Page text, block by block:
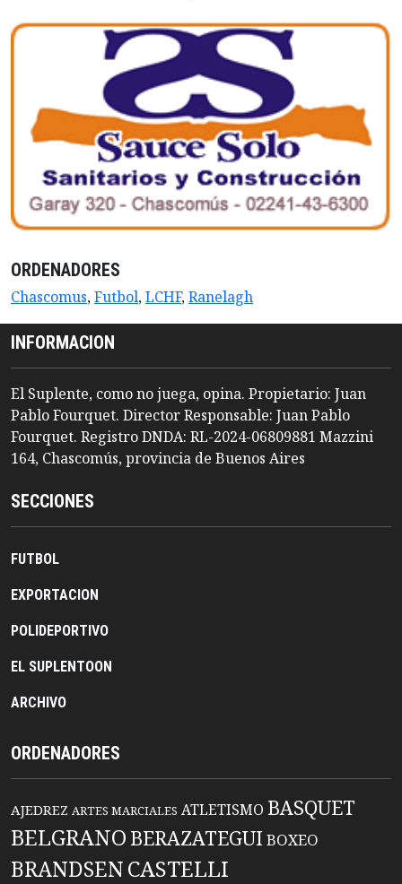
ORDENADORES
Chascomus,Futbol,LCHF,Ranelagh
INFORMACION
El Suplente, como no juega, opina. Propietario: Juan
Pablo Fourquet. Director Responsable: Juan Pablo
Fourquet. Registro DNDA: RL-2024-06809881 Mazzini
164, Chascomús, provincia de Buenos Aires
SECCIONES
FUTBOL
EXPORTACION
POLIDEPORTIVO
EL SUPLENTOON
ARCHIVO
ORDENADORES
AJEDREZ ARTES MARCIALES ATLETISMO BASQUET
BELGRANO BERAZATEGUIBOXEO
BRANDSENCASTELLI